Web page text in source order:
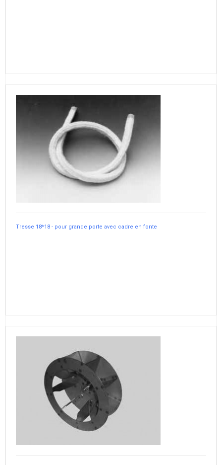
Tresse 18*18 - pour grande porte avec cadre en fonte